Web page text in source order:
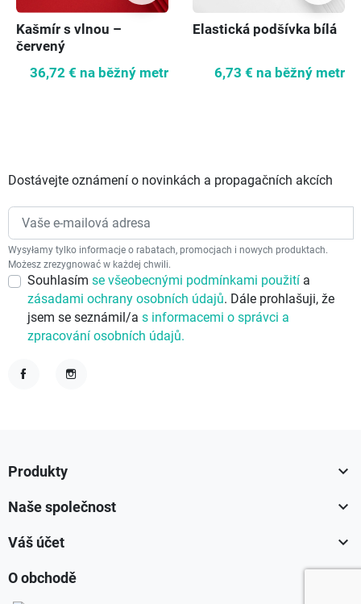
Kašmír s vlnou –
červený
36,72 € na běžný metr
Elastická podšívka bílá
6,73 € na běžný metr
Dostávejte oznámení o novinkách a propagačních akcích
Wysyłamy tylko informacje o rabatach, promocjach i nowych produktach.
Możesz zrezygnować w każdej chwili.
Souhlasím se všeobecnými podmínkami použití a
zásadami ochrany osobních údajů. Dále prohlašuji, že
jsem se seznámil/a s informacemi o správci a
zpracování osobních údajů.
Produkty 
Naše společnost 
Váš účet 
O obchodě